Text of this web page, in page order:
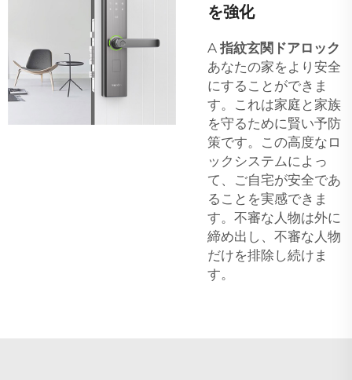
を強化
A 指紋玄関ドアロック
あなたの家をより安全
にすることができま
す。これは家庭と家族
を守るために賢い予防
策です。この高度なロ
ックシステムによっ
て、ご自宅が安全であ
ることを実感できま
す。不審な人物は外に
締め出し、不審な人物
だけを排除し続けま
す。